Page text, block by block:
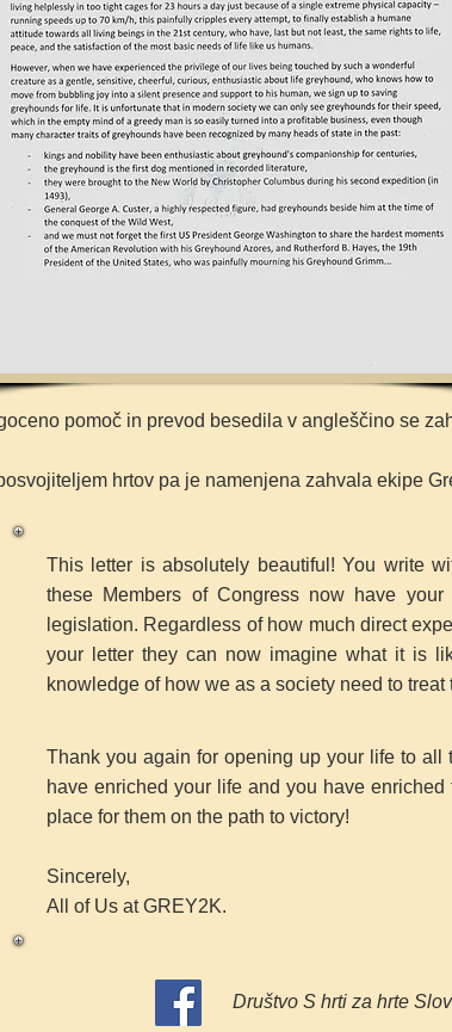
pomoč in prevod besedila v angleščino se
hrtov pa je namenjena zahvala ekipe
This letter is absolutely beautiful! You write
these Members of Congress now have
legislation. Regardless of how much direct
your letter they can now imagine what it is
knowledge of how we as a society need to
Thank you again for opening up your life to
have enriched your life and you have
place for them on the path to victory!
Sincerely,
All of Us at GREY2K.
Društvo S hrti za hrte